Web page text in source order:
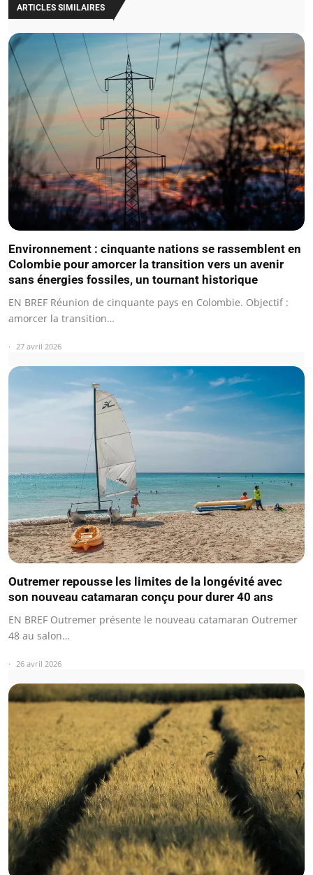
ARTICLES SIMILAIRES
Environnement : cinquante nations se rassemblent en
Colombie pour amorcer la transition vers un avenir
sans énergies fossiles, un tournant historique
EN BREF Réunion de cinquante pays en Colombie. Objectif :
amorcer la transition…
27 avril 2026
Outremer repousse les limites de la longévité avec
son nouveau catamaran conçu pour durer 40 ans
EN BREF Outremer présente le nouveau catamaran Outremer
48 au salon…
26 avril 2026